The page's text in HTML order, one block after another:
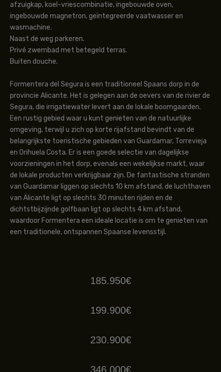
afzuigkap, koel-vriescombinatie, ingebouwde oven,
ingebouwde magnetron, geïntegreerde vaatwasser en
wasmachine.
Naast de weg parkeren.
Privé zwembad met betegeld terras.
Buiten douche.
Formentera del Segura is een traditioneel Spaans dorp in de
provincie Alicante. Het is gelegen aan de oevers van de rivier de
Segura, die irrigatiewater levert aan de lokale boomgaarden.
Een rustig gebied waar u kunt genieten van de natuurlijke
omgeving, terwijl u zich op korte rijafstand bevindt van de
belangrijkste toeristische gebieden van Guardamar, Torrevieja
en Orihuela Costa. Er is een goede selectie van dagelijkse
voorzieningen in het dorp, evenals een wekelijkse markt, waar
de lokale producten verkrijgbaar zijn. De fantastische stranden
van Guardamar liggen op slechts 10 km afstand, de luchthaven
van Alicante ligt op slechts 30 minuten rijden en de
dichtstbijzijnde golfbaan ligt op slechts 4 km afstand,
waardoor Formentera een ideale locatie is om te genieten van
een traditionele, ontspannen Spaanse levensstijl.
185.950€
199.900€
230.900€
346.000€